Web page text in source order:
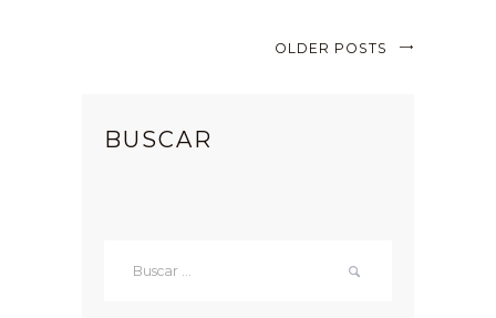
OLDER POSTS
BUSCAR